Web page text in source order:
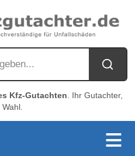
Kfz-Gutachten . Ihr Gutachter,